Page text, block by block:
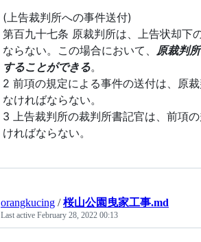
(上告裁判所への事件送付)
第百九十七条 原裁判所は、上告状却下
ならない。この場合において、 原裁判
することができる。
2 前項の規定による事件の送付は、原
なければならない。
3 上告裁判所の裁判所書記官は、前項
ければならない。
orangkucing /桜山公園曳家工事.md
Last active February 28, 2022 00:13